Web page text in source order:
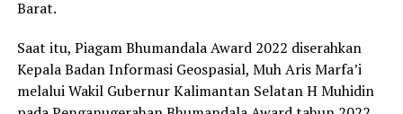
Barat.
Saat itu, Piagam Bhumandala Award 2022 diserahkan
Kepala Badan Informasi Geospasial, Muh Aris Marfa’i
melalui Wakil Gubernur Kalimantan Selatan H Muhidin